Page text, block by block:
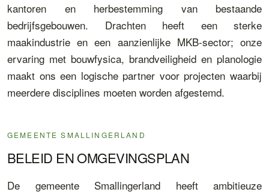
kantoren en herbestemming van bestaande
bedrijfsgebouwen. Drachten heeft een sterke
maakindustrie en een aanzienlijke MKB-sector; onze
ervaring met bouwfysica, brandveiligheid en planologie
maakt ons een logische partner voor projecten waarbij
meerdere disciplines moeten worden afgestemd.
GEMEENTE SMALLINGERLAND
BELEID EN OMGEVINGSPLAN
De gemeente Smallingerland heeft ambitieuze